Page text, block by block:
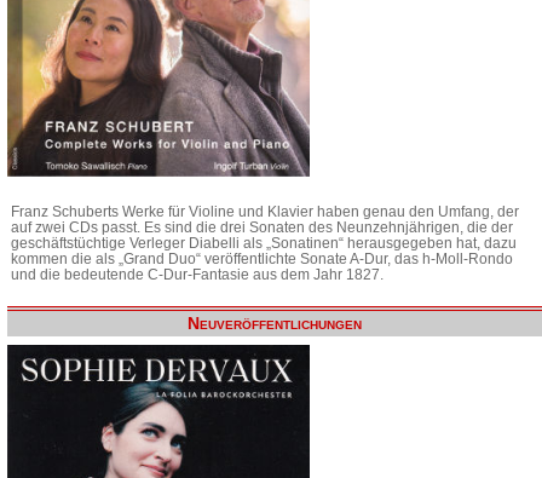
Franz Schuberts Werke für Violine und Klavier haben genau den Umfang, der
auf zwei CDs passt. Es sind die drei Sonaten des Neunzehnjährigen, die der
geschäftstüchtige Verleger Diabelli als „Sonatinen“ herausgegeben hat, dazu
kommen die als „Grand Duo“ veröffentlichte Sonate A-Dur, das h-Moll-Rondo
und die bedeutende C-Dur-Fantasie aus dem Jahr 1827.
Neuveröffentlichungen